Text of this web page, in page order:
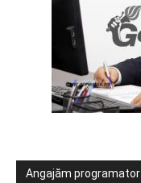
Angajăm programator